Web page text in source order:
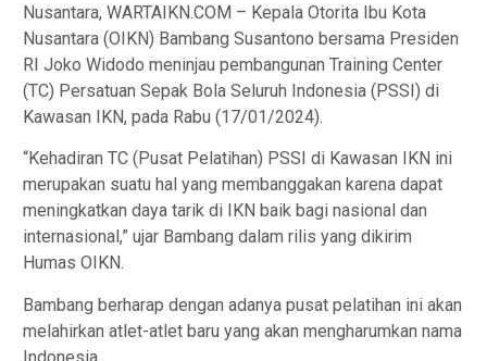
Nusantara, WARTAIKN.COM – Kepala Otorita Ibu Kota
Nusantara (OIKN) Bambang Susantono bersama Presiden
RI Joko Widodo meninjau pembangunan Training Center
(TC) Persatuan Sepak Bola Seluruh Indonesia (PSSI) di
Kawasan IKN, pada Rabu (17/01/2024).
“Kehadiran TC (Pusat Pelatihan) PSSI di Kawasan IKN ini
merupakan suatu hal yang membanggakan karena dapat
meningkatkan daya tarik di IKN baik bagi nasional dan
internasional,” ujar Bambang dalam rilis yang dikirim
Humas OIKN.
Bambang berharap dengan adanya pusat pelatihan ini akan
melahirkan atlet-atlet baru yang akan mengharumkan nama